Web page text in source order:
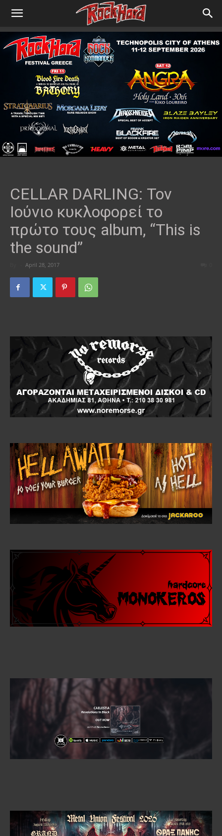
CELLAR DARLING: Τον
Ιούνιο κυκλοφορεί το
πρώτο τους album, “This is
the sound”
April 28, 2017